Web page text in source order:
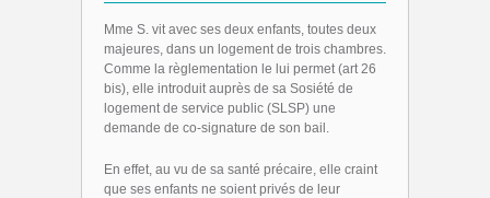
Mme S. vit avec ses deux enfants, toutes deux
majeures, dans un logement de trois chambres.
Comme la règlementation le lui permet (art 26
bis), elle introduit auprès de sa Sosiété de
logement de service public (SLSP) une
demande de co-signature de son bail.
En effet, au vu de sa santé précaire, elle craint
que ses enfants ne soient privés de leur